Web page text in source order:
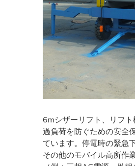
6mシザーリフト、リフ
過負荷を防ぐための安全
ています。停電時の緊急
その他のモバイル高所作